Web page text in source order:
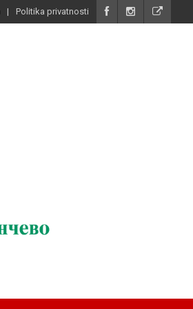
Politika privatnosti